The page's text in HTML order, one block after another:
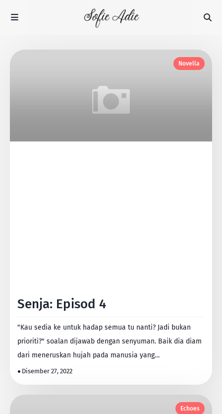
Novella
Senja: Episod 4
"Kau sedia ke untuk hadap semua tu nanti? Jadi bukan
prioriti?" soalan dijawab dengan senyuman. Baik dia diam
dari meneruskan hujah pada manusia yang…
Disember 27, 2022
Echoes